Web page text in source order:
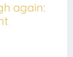
again: